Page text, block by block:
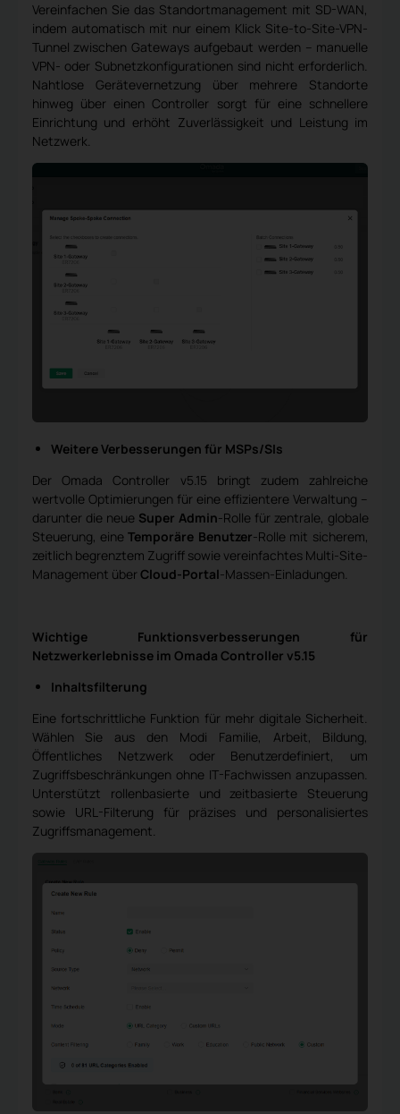
Vereinfachen Sie das Standortmanagement mit SD-WAN,
indem automatisch mit nur einem Klick Site-to-Site-VPN-
Tunnel zwischen Gateways aufgebaut werden – manuelle
VPN- oder Subnetzkonfigurationen sind nicht erforderlich.
Nahtlose Gerätevernetzung über mehrere Standorte
hinweg über einen Controller sorgt für eine schnellere
Einrichtung und erhöht Zuverlässigkeit und Leistung im
Netzwerk.
Weitere Verbesserungen für MSPs/SIs
Der Omada Controller v5.15 bringt zudem zahlreiche
wertvolle Optimierungen für eine effizientere Verwaltung –
darunter die neue Super Admin-Rolle für zentrale, globale
Steuerung, eineTemporäre Benutzer-Rolle mit sicherem,
zeitlich begrenztem Zugriff sowie vereinfachtes Multi-Site-
Management über Cloud-Portal-Massen-Einladungen.
Wichtige Funktionsverbesserungen für
Netzwerkerlebnisse im Omada Controller v5.15
Inhaltsfilterung
Eine fortschrittliche Funktion für mehr digitale Sicherheit.
Wählen Sie aus den Modi Familie, Arbeit, Bildung,
Öffentliches Netzwerk oder Benutzerdefiniert, um
Zugriffsbeschränkungen ohne IT-Fachwissen anzupassen.
Unterstützt rollenbasierte und zeitbasierte Steuerung
sowie URL-Filterung für präzises und personalisiertes
Zugriffsmanagement.